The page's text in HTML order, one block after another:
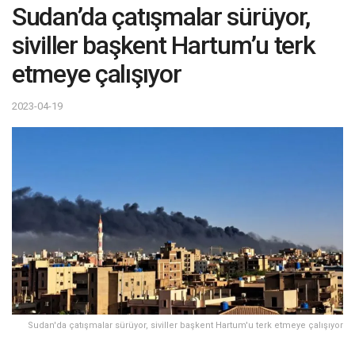
Sudan’da çatışmalar sürüyor,
siviller başkent Hartum’u terk
etmeye çalışıyor
2023-04-19
Sudan'da çatışmalar sürüyor, siviller başkent Hartum'u terk etmeye çalışıyor